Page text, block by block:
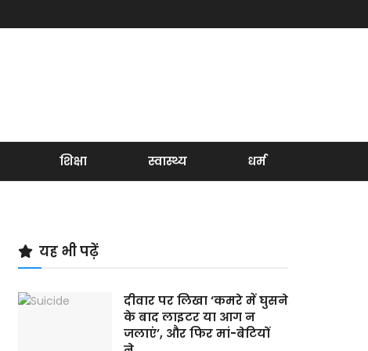
शिक्षा स्वास्थ्य धर्म
यह भी पढ़ें
दीवार पर लिखा ‘कमरे में घुसने
के बाद लाइटर या आग न
जलाएं’, और फिर मां-बेटियों